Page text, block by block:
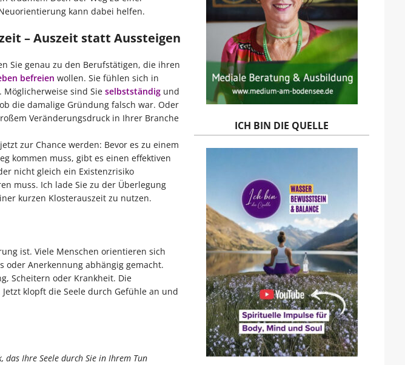
kann dabei helfen.
– Auszeit statt Aussteigen
Sie genau zu den Berufstätigen, die ihren
befreien wollen. Sie fühlen sich in
Möglicherweise sind Sie selbstständigund
die damalige Gründung falsch war. Oder
Veränderungsdruck in Ihrer Branche
zur Chance werden: Bevor es zu einem
kommen muss, gibt es einen effektiven
nicht gleich ein Existenzrisiko
muss. Ich lade Sie zu der Überlegung
kurzen Klosterauszeit zu nutzen.
ist. Viele Menschen orientieren sich
oder Anerkennung abhängig gemacht.
Scheitern oder Krankheit. Die
klopft die Seele durch Gefühle an und
das Ihre Seele durch Sie in Ihrem Tun
ICH BIN DIE QUELLE